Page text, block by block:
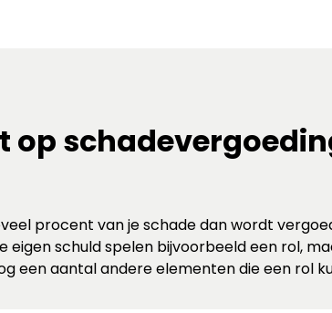
op
procent van je schade dan wordt
schuld spelen bijvoorbeeld een rol,
een aantal andere elementen die een rol